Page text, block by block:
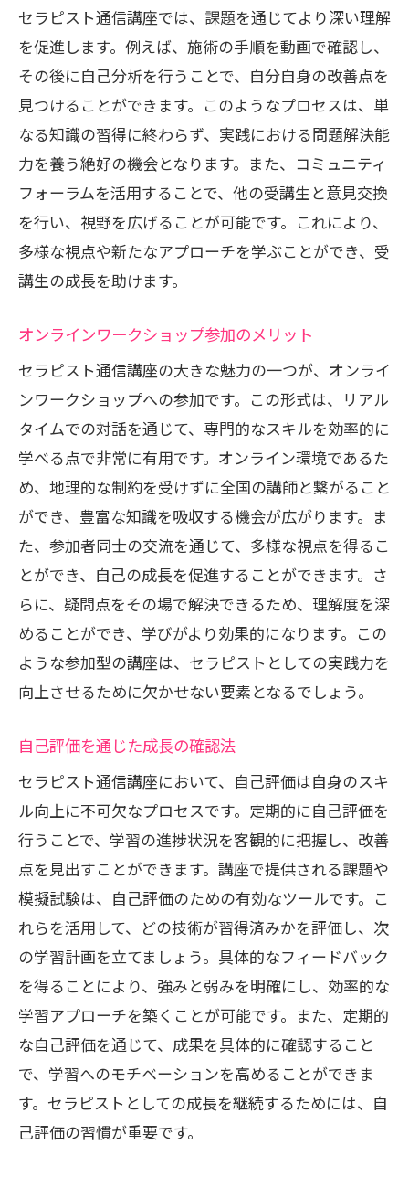
セラピスト通信講座では、課題を通じてより深い理解
を促進します。例えば、施術の手順を動画で確認し、
その後に自己分析を行うことで、自分自身の改善点を
見つけることができます。このようなプロセスは、単
なる知識の習得に終わらず、実践における問題解決能
力を養う絶好の機会となります。また、コミュニティ
フォーラムを活用することで、他の受講生と意見交換
を行い、視野を広げることが可能です。これにより、
多様な視点や新たなアプローチを学ぶことができ、受
講生の成長を助けます。
オンラインワークショップ参加のメリット
セラピスト通信講座の大きな魅力の一つが、オンライ
ンワークショップへの参加です。この形式は、リアル
タイムでの対話を通じて、専門的なスキルを効率的に
学べる点で非常に有用です。オンライン環境であるた
め、地理的な制約を受けずに全国の講師と繋がること
ができ、豊富な知識を吸収する機会が広がります。ま
た、参加者同士の交流を通じて、多様な視点を得るこ
とができ、自己の成長を促進することができます。さ
らに、疑問点をその場で解決できるため、理解度を深
めることができ、学びがより効果的になります。この
ような参加型の講座は、セラピストとしての実践力を
向上させるために欠かせない要素となるでしょう。
自己評価を通じた成長の確認法
セラピスト通信講座において、自己評価は自身のスキ
ル向上に不可欠なプロセスです。定期的に自己評価を
行うことで、学習の進捗状況を客観的に把握し、改善
点を見出すことができます。講座で提供される課題や
模擬試験は、自己評価のための有効なツールです。こ
れらを活用して、どの技術が習得済みかを評価し、次
の学習計画を立てましょう。具体的なフィードバック
を得ることにより、強みと弱みを明確にし、効率的な
学習アプローチを築くことが可能です。また、定期的
な自己評価を通じて、成果を具体的に確認すること
で、学習へのモチベーションを高めることができま
す。セラピストとしての成長を継続するためには、自
己評価の習慣が重要です。